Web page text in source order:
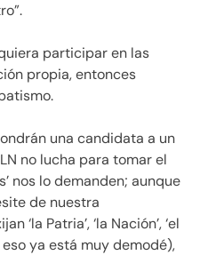
participar en las
propia, entonces
una candidata a un
no lucha para tomar el
nos lo demanden; aunque
de nuestra
‘la Patria’, ‘la Nación’, ‘el
eso ya está muy demodé),